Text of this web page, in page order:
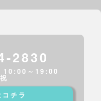
2830
10:00～19:00
チラ